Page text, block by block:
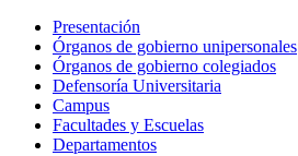
Presentación
Órganos de gobierno unipersonales
Órganos de gobierno colegiados
Defensoría Universitaria
Campus
Facultades y Escuelas
Departamentos